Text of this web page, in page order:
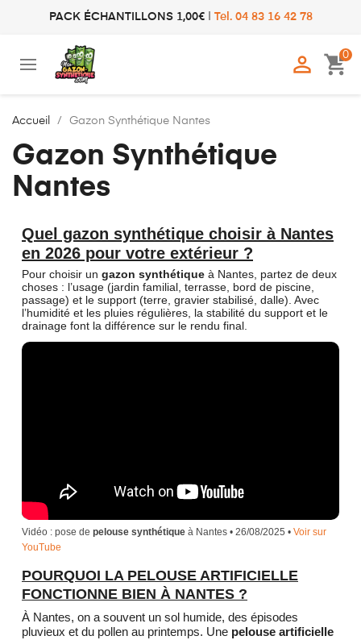
PACK ÉCHANTILLONS 1,00€| Tel. 04 83 16 42 78
 shopping_cart
0
Accueil Gazon Synthétique Nantes
Gazon Synthétique
Nantes
Quel gazon synthétique choisir à Nantes
en 2026 pour votre extérieur ?
Pour choisir un gazon synthétique à Nantes, partez de deux
choses : l’usage (jardin familial, terrasse, bord de piscine,
passage) et le support (terre, gravier stabilisé, dalle). Avec
l’humidité et les pluies régulières, la stabilité du support et le
drainage font la différence sur le rendu final.
Vidéo : pose de pelouse synthétique à Nantes • 26/08/2025 • Voir sur
YouTube
POURQUOI LA PELOUSE ARTIFICIELLE
FONCTIONNE BIEN À NANTES ?
À Nantes, on a souvent un sol humide, des épisodes
pluvieux et du pollen au printemps. Une pelouse artificielle